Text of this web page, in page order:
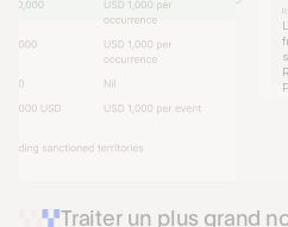
Traiter un plus grand